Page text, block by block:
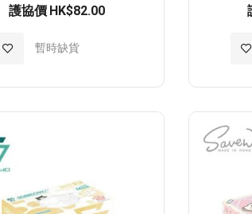
護協價 HK$82.00
暫時缺貨
加
至
願
望
清
加
至
願
清